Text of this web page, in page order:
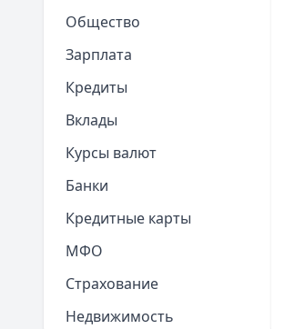
Общество
Зарплата
Кредиты
Вклады
Курсы валют
Банки
Кредитные карты
МФО
Страхование
Недвижимость